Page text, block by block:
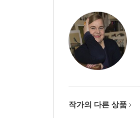
작가의 다른 상품